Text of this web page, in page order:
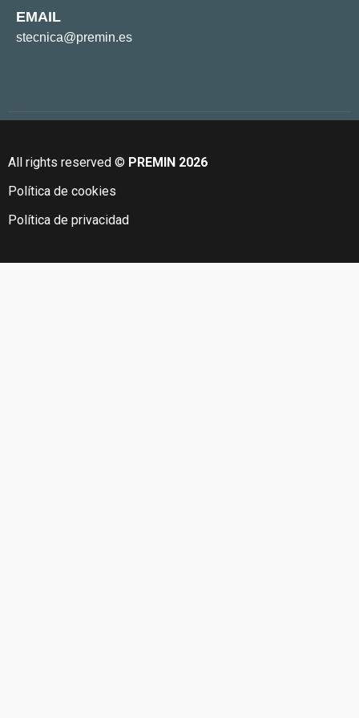
EMAIL
stecnica@premin.es
All rights reserved © PREMIN 2026
Política de cookies
Política de privacidad